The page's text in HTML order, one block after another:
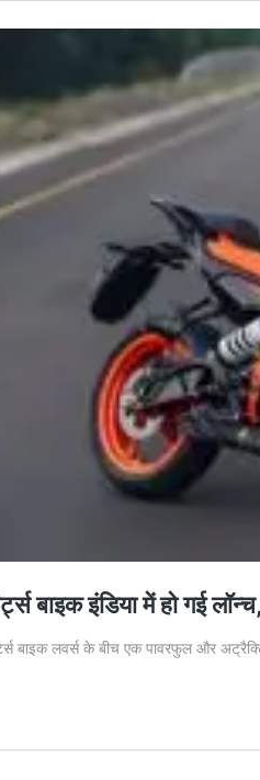
बाइक इंडिया में हो गई
बाइक लवर्स के बीच एक पावरफुल और